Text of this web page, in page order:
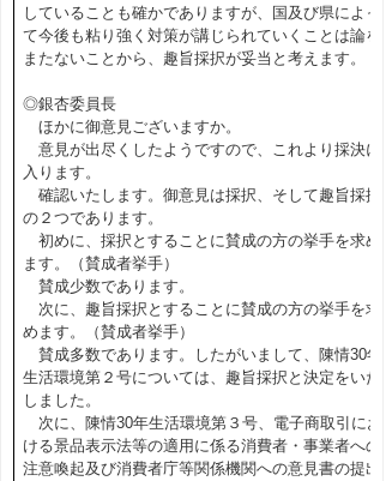
していることも確かでありますが、国及び県によっ
て今後も粘り強く対策が講じられていくことは論を
またないことから、趣旨採択が妥当と考えます。
◎銀杏委員長
ほかに御意見ございますか。
意見が出尽くしたようですので、これより採決に
入ります。
確認いたします。御意見は採択、そして趣旨採択
の２つであります。
初めに、採択とすることに賛成の方の挙手を求め
ます。（賛成者挙手）
賛成少数であります。
次に、趣旨採択とすることに賛成の方の挙手を求
めます。（賛成者挙手）
賛成多数であります。したがいまして、陳情30年
生活環境第２号については、趣旨採択と決定をいた
しました。
次に、陳情30年生活環境第３号、電子商取引にお
ける景品表示法等の適用に係る消費者・事業者への
注意喚起及び消費者庁等関係機関への意見書の提出